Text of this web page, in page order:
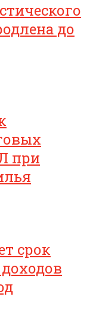
до
при
срок